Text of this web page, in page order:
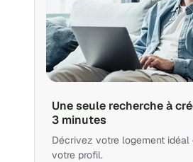
Une seule recherche à
3 minutes
Décrivez votre logement
votre profil.